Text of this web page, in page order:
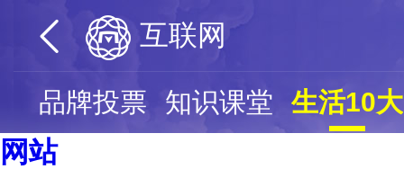
互联网
品牌投票 知识课堂 生活10大
网站